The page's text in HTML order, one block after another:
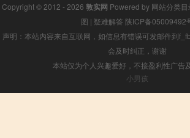
Copyright © 2012 - 2026 敦实网 Powered by 网站分类目
图 | 疑难解答 陕ICP备05009492
声明：本站内容来自互联网，如信息有错误可发邮件到
会及时纠正，谢谢
本站仅为个人兴趣爱好，不接盈利性广告
小男孩